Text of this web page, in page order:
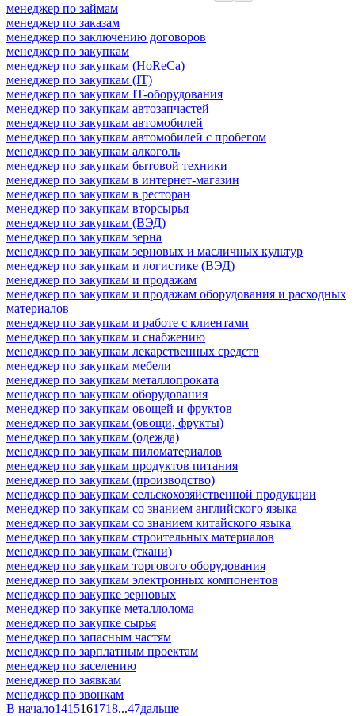
менеджер по займам
менеджер по заказам
менеджер по заключению договоров
менеджер по закупкам
менеджер по закупкам (HoReCa)
менеджер по закупкам (IT)
менеджер по закупкам IT-оборудования
менеджер по закупкам автозапчастей
менеджер по закупкам автомобилей
менеджер по закупкам автомобилей с пробегом
менеджер по закупкам алкоголь
менеджер по закупкам бытовой техники
менеджер по закупкам в интернет-магазин
менеджер по закупкам в ресторан
менеджер по закупкам вторсырья
менеджер по закупкам (ВЭД)
менеджер по закупкам зерна
менеджер по закупкам зерновых и масличных культур
менеджер по закупкам и логистике (ВЭД)
менеджер по закупкам и продажам
менеджер по закупкам и продажам оборудования и расходных
материалов
менеджер по закупкам и работе с клиентами
менеджер по закупкам и снабжению
менеджер по закупкам лекарственных средств
менеджер по закупкам мебели
менеджер по закупкам металлопроката
менеджер по закупкам оборудования
менеджер по закупкам овощей и фруктов
менеджер по закупкам (овощи, фрукты)
менеджер по закупкам (одежда)
менеджер по закупкам пиломатериалов
менеджер по закупкам продуктов питания
менеджер по закупкам (производство)
менеджер по закупкам сельскохозяйственной продукции
менеджер по закупкам со знанием английского языка
менеджер по закупкам со знанием китайского языка
менеджер по закупкам строительных материалов
менеджер по закупкам (ткани)
менеджер по закупкам торгового оборудования
менеджер по закупкам электронных компонентов
менеджер по закупке зерновых
менеджер по закупке металлолома
менеджер по закупке сырья
менеджер по запасным частям
менеджер по зарплатным проектам
менеджер по заселению
менеджер по заявкам
менеджер по звонкам
В начало1415161718...47дальше